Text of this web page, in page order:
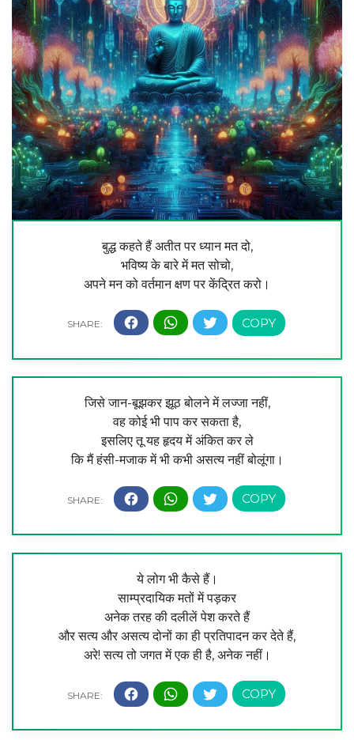
बुद्ध कहते हैं अतीत पर ध्यान मत दो,
भविष्य के बारे में मत सोचो,
अपने मन को वर्तमान क्षण पर केंद्रित करो।
जिसे जान-बूझकर झूठ बोलने में लज्जा नहीं,
वह कोई भी पाप कर सकता है,
इसलिए तू यह हृदय में अंकित कर ले
कि मैं हंसी-मजाक में भी कभी असत्य नहीं बोलूंगा।
ये लोग भी कैसे हैं।
साम्प्रदायिक मतों में पड़कर
अनेक तरह की दलीलें पेश करते हैं
और सत्य और असत्य दोनों का ही प्रतिपादन कर देते हैं,
अरे! सत्य तो जगत में एक ही है, अनेक नहीं।